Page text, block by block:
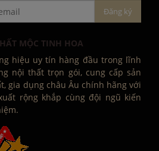
MỘC TINH HOA
hiệu uy tín hàng đầu trong lĩnh
nội thất trọn gói, cung cấp sản
gia dụng châu Âu chính hãng với
rộng khắp cùng đội ngũ kiến